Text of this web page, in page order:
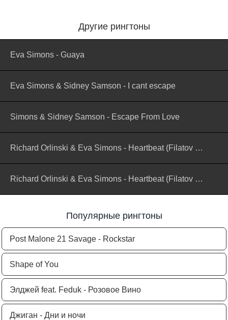
Другие рингтоны
Eva Simons - Guaya
Eva Simons & Sidney Samson - I cant escape
Simons & Sidney Samson - Escape From Love
Richard Orlinski & Eva Simons - Heartbeat (Filatov & Karas Remix)
Richard Orlinski & Eva Simons - Heartbeat (Filatov & Karas Remix) (версия 2)
Популярные рингтоны
Post Malone 21 Savage - Rockstar
Shape of You
Элджей feat. Feduk - Розовое Вино
Джиган - Дни и ночи